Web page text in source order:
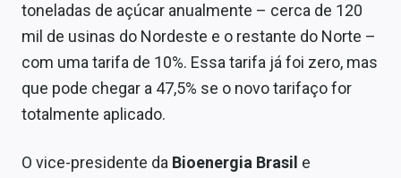
toneladas de açúcar anualmente – cerca de 120
mil de usinas do Nordeste e o restante do Norte –
com uma tarifa de 10%. Essa tarifa já foi zero, mas
que pode chegar a 47,5% se o novo tarifaço for
totalmente aplicado.
O vice-presidente da Bioenergia Brasil e